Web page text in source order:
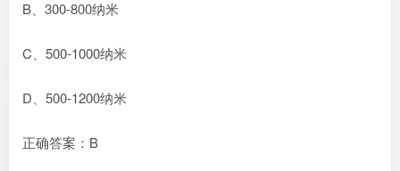
B、300-800纳米
C、500-1000纳米
D、500-1200纳米
正确答案：B